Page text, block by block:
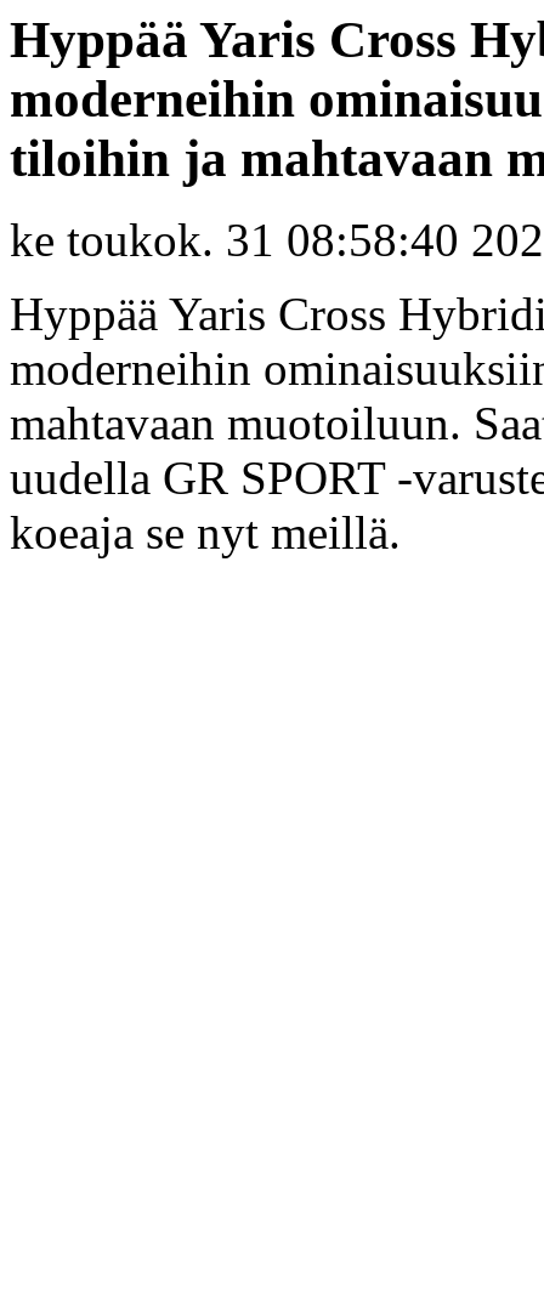
Hyppää Yaris Cross
moderneihin
tiloihin ja mahtavaan
ke toukok. 31 08:58:40
Hyppää Yaris Cross
moderneihin
mahtavaan muotoiluun.
uudella GR SPORT -
koeaja se nyt meillä.